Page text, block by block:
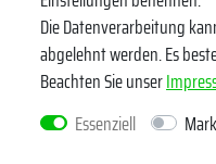
Die Datenverarbeitung
abgelehnt werden. Es
Beachten Sie unser
Essenziell